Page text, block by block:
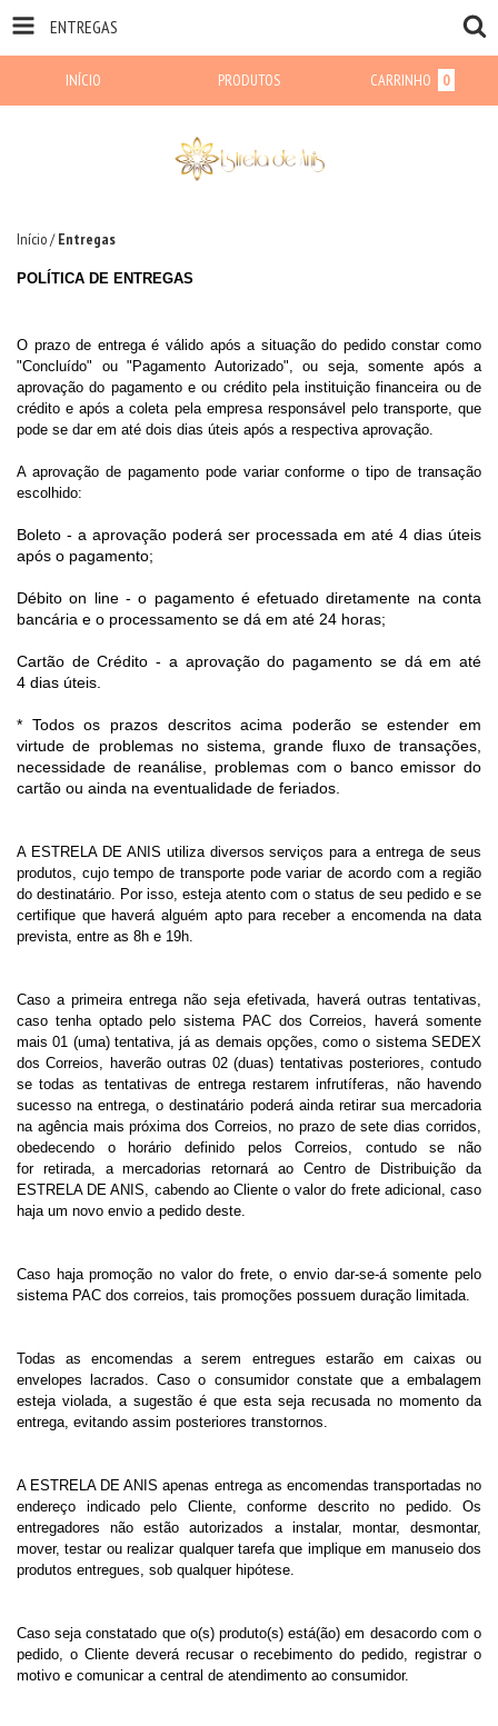
ENTREGAS
INÍCIO PRODUTOS CARRINHO 0
Início/ Entregas
POLÍTICA DE ENTREGAS
O prazo de entrega é válido após a situação do pedido constar como
"Concluído" ou "Pagamento Autorizado", ou seja, somente após a
aprovação do pagamento e ou crédito pela instituição financeira ou de
crédito e após a coleta pela empresa responsável pelo transporte, que
pode se dar em até dois dias úteis após a respectiva aprovação.
A aprovação de pagamento pode variar conforme o tipo de transação
escolhido:
Boleto - a aprovação poderá ser processada em até 4 dias úteis
após o pagamento;
Débito on line - o pagamento é efetuado diretamente na conta
bancária e o processamento se dá em até 24 horas;
Cartão de Crédito - a aprovação do pagamento se dá em até
4 dias úteis.
* Todos os prazos descritos acima poderão se estender em
virtude de problemas no sistema, grande fluxo de transações,
necessidade de reanálise, problemas com o banco emissor do
cartão ou ainda na eventualidade de feriados.
A ESTRELA DE ANIS utiliza diversos serviços para a entrega de seus
produtos, cujo tempo de transporte pode variar de acordo com a região
do destinatário. Por isso, esteja atento com o status de seu pedido e se
certifique que haverá alguém apto para receber a encomenda na data
prevista, entre as 8h e 19h.
Caso a primeira entrega não seja efetivada, haverá outras tentativas,
caso tenha optado pelo sistema PAC dos Correios, haverá somente
mais 01 (uma) tentativa, já as demais opções, como o sistema SEDEX
dos Correios, haverão outras 02 (duas) tentativas posteriores, contudo
se todas as tentativas de entrega restarem infrutíferas, não havendo
sucesso na entrega, o destinatário poderá ainda retirar sua mercadoria
na agência mais próxima dos Correios, no prazo de sete dias corridos,
obedecendo o horário definido pelos Correios, contudo se não
for retirada, a mercadorias retornará ao Centro de Distribuição da
ESTRELA DE ANIS, cabendo ao Cliente o valor do frete adicional, caso
haja um novo envio a pedido deste.
Caso haja promoção no valor do frete, o envio dar-se-á somente pelo
sistema PAC dos correios, tais promoções possuem duração limitada.
Todas as encomendas a serem entregues estarão em caixas ou
envelopes lacrados. Caso o consumidor constate que a embalagem
esteja violada, a sugestão é que esta seja recusada no momento da
entrega, evitando assim posteriores transtornos.
A ESTRELA DE ANIS apenas entrega as encomendas transportadas no
endereço indicado pelo Cliente, conforme descrito no pedido. Os
entregadores não estão autorizados a instalar, montar, desmontar,
mover, testar ou realizar qualquer tarefa que implique em manuseio dos
produtos entregues, sob qualquer hipótese.
Caso seja constatado que o(s) produto(s) está(ão) em desacordo com o
pedido, o Cliente deverá recusar o recebimento do pedido, registrar o
motivo e comunicar a central de atendimento ao consumidor.